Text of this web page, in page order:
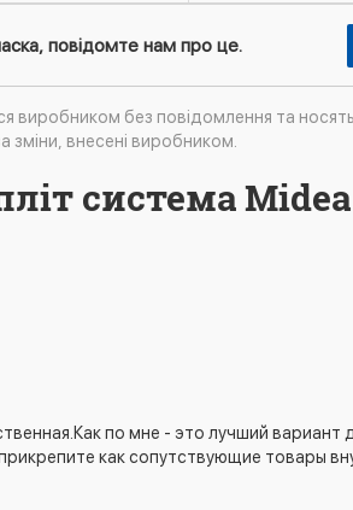
повідомте нам про це.
виробником без повідомлення та носять
зміни, внесені виробником.
система Midea
по мне - это лучший вариант
как сопутствующие товары